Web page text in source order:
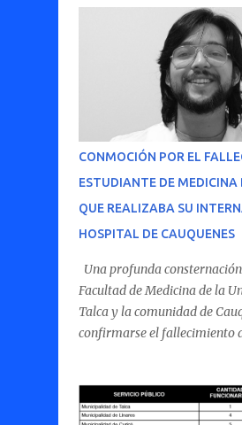
CONMOCIÓN POR EL
ESTUDIANTE DE MEDICINA
QUE REALIZABA SU
HOSPITAL DE CAUQUENES
Una profunda
Facultad de Medicina de la
Talca y la comunidad de
confirmarse el fallecimiento
Cauquenes. De acuerdo con
conocidos, el joven se